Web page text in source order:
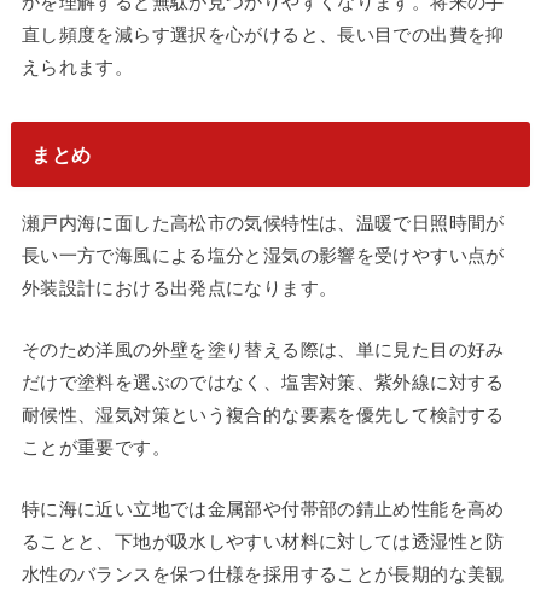
直し頻度を減らす選択を心がけると、長い目での出費を抑
えられます。
まとめ
瀬戸内海に面した高松市の気候特性は、温暖で日照時間が
長い一方で海風による塩分と湿気の影響を受けやすい点が
外装設計における出発点になります。
そのため洋風の外壁を塗り替える際は、単に見た目の好み
だけで塗料を選ぶのではなく、塩害対策、紫外線に対する
耐候性、湿気対策という複合的な要素を優先して検討する
ことが重要です。
特に海に近い立地では金属部や付帯部の錆止め性能を高め
ることと、下地が吸水しやすい材料に対しては透湿性と防
水性のバランスを保つ仕様を採用することが長期的な美観